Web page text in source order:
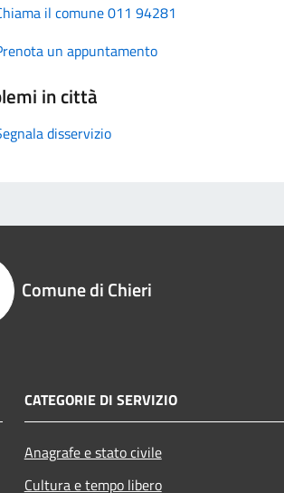
il comune 011 94281
un appuntamento
in città
disservizio
Comune di Chieri
CATEGORIE DI SERVIZIO
Anagrafe e stato civile
Cultura e tempo libero